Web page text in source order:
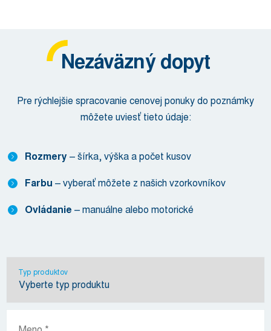
Nezáväzný dopyt
Pre rýchlejšie spracovanie cenovej ponuky do poznámky
môžete uviesť tieto údaje:
Rozmery – šírka, výška a počet kusov
Farbu – vyberať môžete z našich vzorkovníkov
Ovládanie – manuálne alebo motorické
Typ produktov